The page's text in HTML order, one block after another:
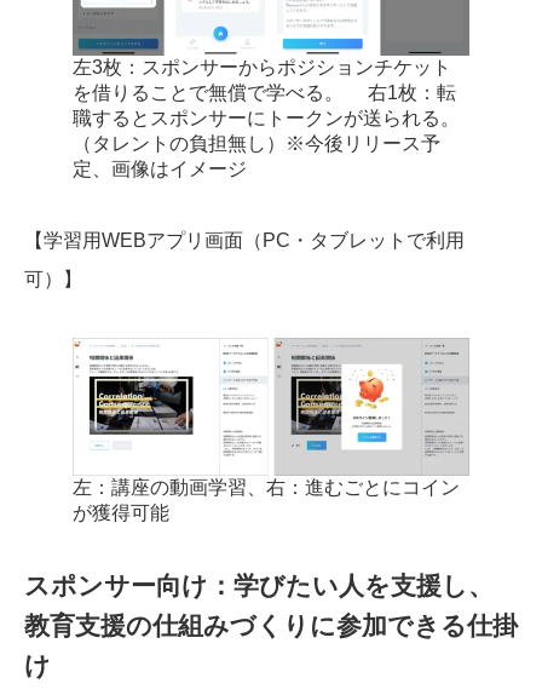
左3枚：スポンサーからポジションチケット
を借りることで無償で学べる。 右1枚：転
職するとスポンサーにトークンが送られる。
（タレントの負担無し）※今後リリース予
定、画像はイメージ
【学習用WEBアプリ画面（PC・タブレットで利用
可）】
左：講座の動画学習、右：進むごとにコイン
が獲得可能
スポンサー向け：学びたい人を支援し、
教育支援の仕組みづくりに参加できる仕掛
け